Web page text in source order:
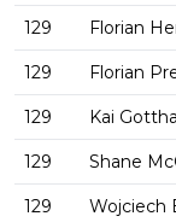
129 Florian
129 Florian
129 Kai
129 Shane
129 Wojciech